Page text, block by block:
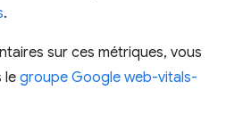
.
sur ces métriques, vous
le groupe Google web-vitals-